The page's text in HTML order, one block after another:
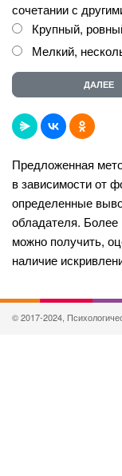
сочетании с
Крупный,
Мелкий,
Предложенная
в зависимости от
определенные
обладателя.
можно получить,
наличие
© 2017-2024,